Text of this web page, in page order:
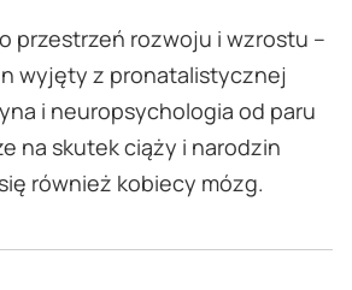
przestrzeń rozwoju i wzrostu –
wyjęty z pronatalistycznej
i neuropsychologia od paru
na skutek ciąży i narodzin
również kobiecy mózg.